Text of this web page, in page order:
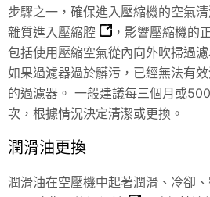
步驟之一，確保進入壓縮機的空氣清
雜質進入壓縮腔
，影響壓縮機的
包括使用壓縮空氣從內向外吹掃過
如果過濾器過於髒污，已經無法有
的過濾器。 一般建議每三個月或
次，根據情況決定清潔或更換。
潤滑油更換
潤滑油在空壓機中起著潤滑、冷卻